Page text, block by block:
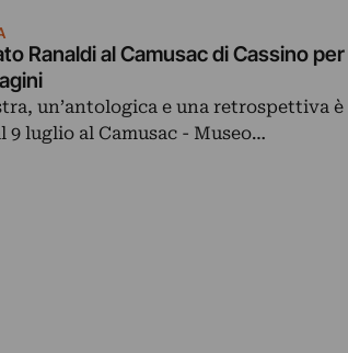
Ranaldi al Camusac di Cassino
un’antologica e una retrospettiva è
9 luglio al Camusac - Museo…